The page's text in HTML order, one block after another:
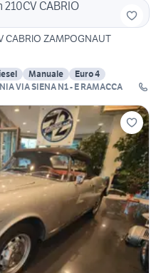
CABRIO ZAMPOGNAUT
Manuale
Euro 4
ZAMPOGNAUTO CATANIA VIA SIENA N1 - E RAMACCA